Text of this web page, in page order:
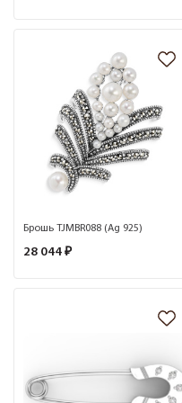
Брошь TJMBR088 (Ag 925)
28 044 ₽